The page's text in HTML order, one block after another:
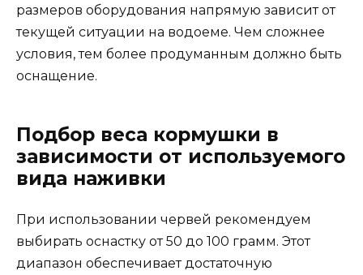
размеров оборудования напрямую зависит от
текущей ситуации на водоеме. Чем сложнее
условия, тем более продуманным должно быть
оснащение.
Подбор веса кормушки в
зависимости от используемого
вида наживки
При использовании червей рекомендуем
выбирать оснастку от 50 до 100 грамм. Этот
диапазон обеспечивает достаточную